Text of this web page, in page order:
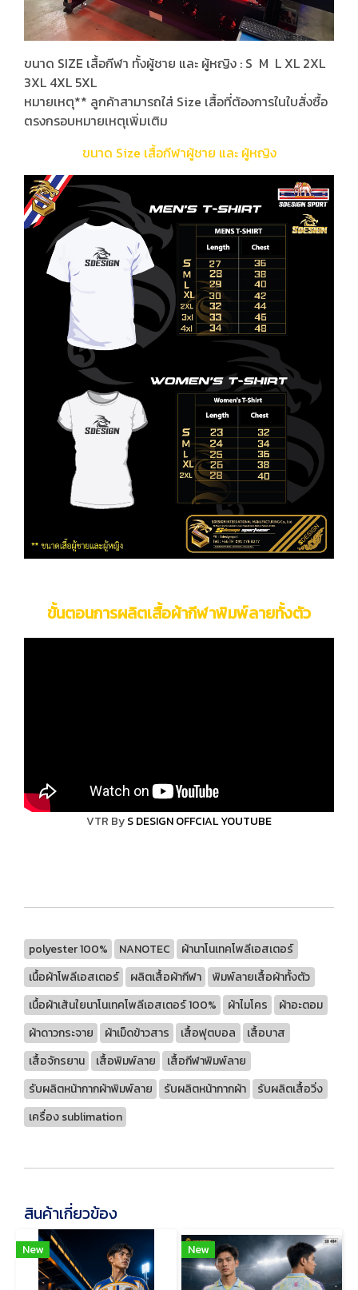
ขนาด SIZE เสื้อกีฬา ทั้งผู้ชาย และ ผู้หญิง : S M L XL 2XL
3XL 4XL 5XL
หมายเหตุ** ลูกค้าสามารถใส่ Size เสื้อที่ต้องการในใบสั่งซื้อ
ตรงกรอบหมายเหตุเพิ่มเติม
ขนาด Size เสื้อกีฬาผู้ชาย และ ผู้หญิง
ขั้นตอนการผลิตเสื้อผ้ากีฬาพิมพ์ลายทั้งตัว
VTR ByS DESIGN OFFCIAL YOUTUBE
polyester 100% NANOTEC
ผ้านาโนเทคโพลีเอสเตอร์
เนื้อผ้าโพลีเอสเตอร์
ผลิตเสื้อผ้ากีฬา
พิมพ์ลายเสื้อผ้าทั้งตัว
เนื้อผ้าเส้นใยนาโนเทคโพลีเอสเตอร์ 100%
ผ้าไมโคร
ผ้าอะตอม
ผ้าดาวกระจาย
ผ้าเม็ดข้าวสาร เสื้อฟุตบอล
เสื้อบาส
เสื้อจักรยาน
เสื้อพิมพ์ลาย
เสื้อกีฬาพิมพ์ลาย
รับผลิตหน้ากากผ้าพิมพ์ลาย
รับผลิตหน้ากากผ้า
รับผลิตเสื้อวิ่ง
เครื่อง sublimation
สินค้าเกี่ยวข้อง
New New